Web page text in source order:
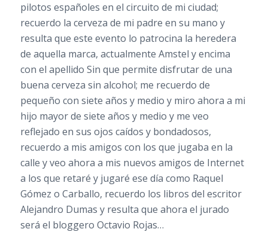
pilotos españoles en el circuito de mi ciudad;
recuerdo la cerveza de mi padre en su mano y
resulta que este evento lo patrocina la heredera
de aquella marca, actualmente Amstel y encima
con el apellido Sin que permite disfrutar de una
buena cerveza sin alcohol; me recuerdo de
pequeño con siete años y medio y miro ahora a mi
hijo mayor de siete años y medio y me veo
reflejado en sus ojos caídos y bondadosos,
recuerdo a mis amigos con los que jugaba en la
calle y veo ahora a mis nuevos amigos de Internet
a los que retaré y jugaré ese día como Raquel
Gómez o Carballo, recuerdo los libros del escritor
Alejandro Dumas y resulta que ahora el jurado
será el bloggero Octavio Rojas…